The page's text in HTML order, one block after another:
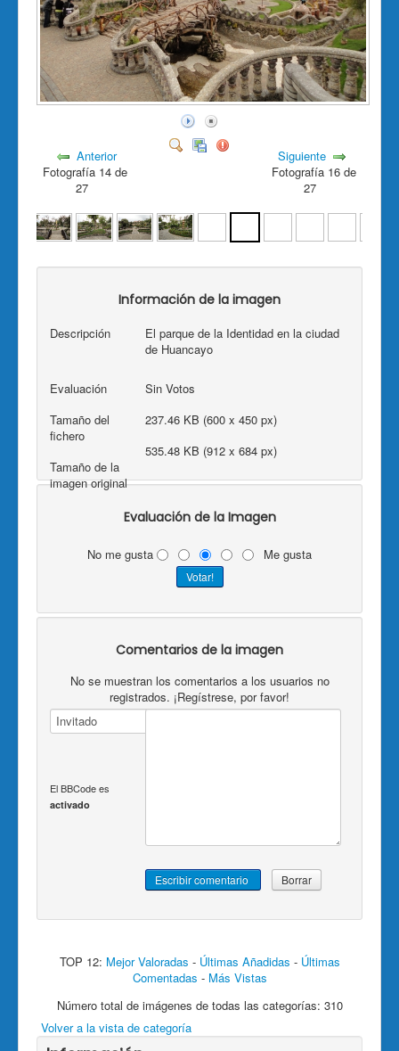
Anterior
Fotografía 14 de
27
Siguiente
Fotografía 16 de
27
Información de la imagen
Descripción
El parque de la Identidad en la ciudad
de Huancayo
Evaluación
Sin Votos
Tamaño del
fichero
237.46 KB (600 x 450 px)
Tamaño de la
imagen original
535.48 KB (912 x 684 px)
Evaluación de la Imagen
No me gusta Me gusta
Comentarios de la imagen
No se muestran los comentarios a los usuarios no
registrados. ¡Regístrese, por favor!
El BBCode es
activado
TOP 12: Mejor Valoradas - Últimas Añadidas - Últimas
Comentadas - Más Vistas
Número total de imágenes de todas las categorías: 310
Volver a la vista de categoría